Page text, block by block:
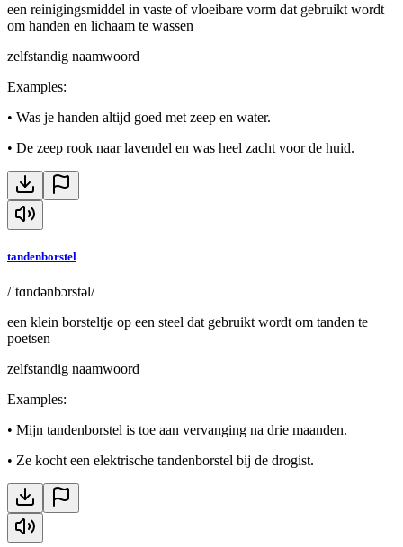
een reinigingsmiddel in vaste of vloeibare vorm dat gebruikt wordt
om handen en lichaam te wassen
zelfstandig naamwoord
Examples:
• Was je handen altijd goed met zeep en water.
• De zeep rook naar lavendel en was heel zacht voor de huid.
tandenborstel
/ˈtɑndənbɔrstəl/
een klein borsteltje op een steel dat gebruikt wordt om tanden te
poetsen
zelfstandig naamwoord
Examples:
• Mijn tandenborstel is toe aan vervanging na drie maanden.
• Ze kocht een elektrische tandenborstel bij de drogist.